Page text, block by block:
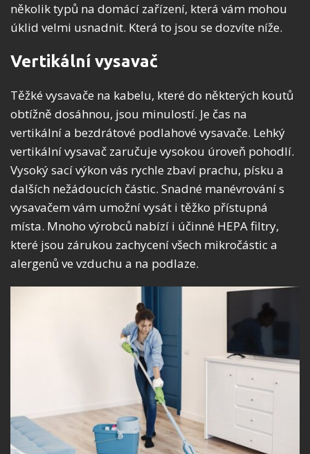
několik typů na domácí zařízení, která vám mohou
úklid velmi usnadnit. Která to jsou se dozvíte níže.
Vertikální vysavač
Těžké vysavače na kabelu, které do některých koutů
obtížně dosáhnou, jsou minulostí. Je čas na
vertikální a bezdrátové podlahové vysavače. Lehký
vertikální vysavač zaručuje vysokou úroveň pohodlí.
Vysoký sací výkon vás rychle zbaví prachu, písku a
dalších nežádoucích částic. Snadné manévrování s
vysavačem vám umožní vysát i těžko přístupná
místa. Mnoho výrobců nabízí i účinné HEPA filtry,
které jsou zárukou zachycení všech mikročástic a
alergenů ve vzduchu a na podlaze.